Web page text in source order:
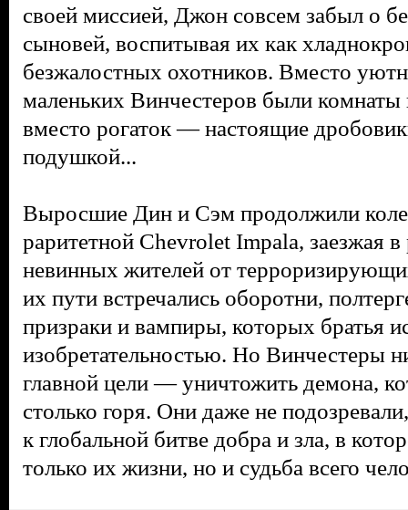
своей миссией, Джон совсем забыл о
сыновей, воспитывая их как
безжалостных охотников. Вместо
маленьких Винчестеров были комнаты
вместо рогаток — настоящие
подушкой...
Выросшие Дин и Сэм продолжили
раритетной Chevrolet Impala, заезжая в
невинных жителей от
их пути встречались оборотни,
призраки и вампиры, которых братья
изобретательностью. Но Винчестеры
главной цели — уничтожить демона,
столько горя. Они даже не
к глобальной битве добра и зла, в
только их жизни, но и судьба всего